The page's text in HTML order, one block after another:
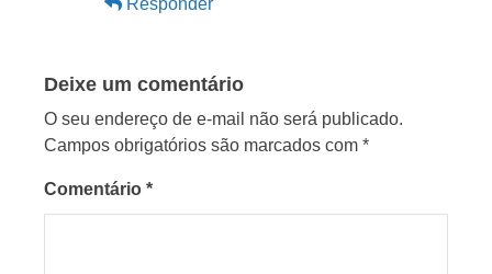
Responder
Deixe um comentário
O seu endereço de e-mail não será publicado.
Campos obrigatórios são marcados com *
Comentário *